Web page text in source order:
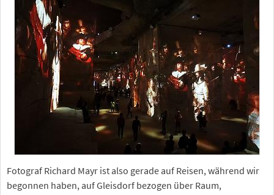
Fotograf Richard Mayr ist also gerade auf Reisen, während wir
begonnen haben, auf Gleisdorf bezogen über Raum,